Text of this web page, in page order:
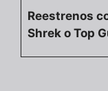
Reestrenos
Shrek o Top